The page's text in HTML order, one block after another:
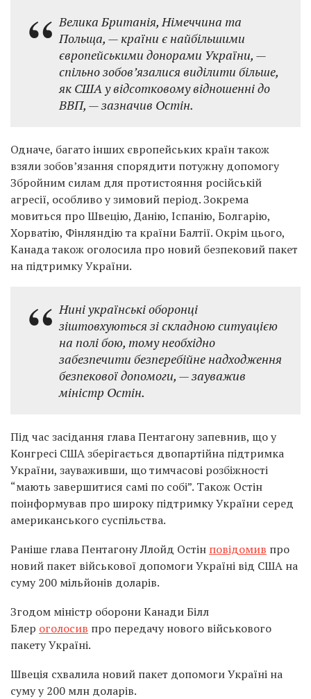
Велика Британія, Німеччина та
Польща, — країни є найбільшими
європейськими донорами України, —
спільно зобов’язалися виділити більше,
як США у відсотковому відношенні до
ВВП, — зазначив Остін.
Одначе, багато інших європейських країн також
взяли зобов’язання спорядити потужну допомогу
Збройним силам для протистояння російській
агресії, особливо у зимовий період. Зокрема
мовиться про Швецію, Данію, Іспанію, Болгарію,
Хорватію, Фінляндію та країни Балтії. Окрім цього,
Канада також оголосила про новий безпековий пакет
на підтримку України.
Нині українські оборонці
зіштовхуються зі складною ситуацією
на полі бою, тому необхідно
забезпечити безперебійне надходження
безпекової допомоги, — зауважив
міністр Остін.
Під час засідання глава Пентагону запевнив, що у
Конгресі США зберігається двопартійна підтримка
України, зауваживши, що тимчасові розбіжності
“мають завершитися самі по собі”. Також Остін
поінформував про широку підтримку України серед
американського суспільства.
Раніше глава Пентагону Ллойд Остін повідомив про
новий пакет військової допомоги Україні від США на
суму 200 мільйонів доларів.
Згодом міністр оборони Канади Білл
Блер оголосив про передачу нового військового
пакету Україні.
Швеція схвалила новий пакет допомоги Україні на
суму у 200 млн доларів.